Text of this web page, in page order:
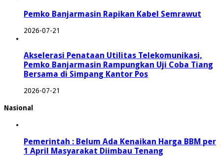
Pemko Banjarmasin Rapikan Kabel Semrawut
2026-07-21
Akselerasi Penataan Utilitas Telekomunikasi,
Pemko Banjarmasin Rampungkan Uji Coba Tiang
Bersama di Simpang Kantor Pos
2026-07-21
Nasional
Pemerintah : Belum Ada Kenaikan Harga BBM per
1 April Masyarakat Diimbau Tenang